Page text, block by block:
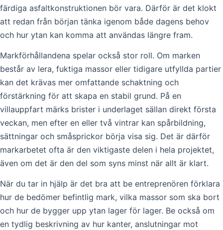
färdiga asfaltkonstruktionen bör vara. Därför är det klokt
att redan från början tänka igenom både dagens behov
och hur ytan kan komma att användas längre fram.
Markförhållandena spelar också stor roll. Om marken
består av lera, fuktiga massor eller tidigare utfyllda partier
kan det krävas mer omfattande schaktning och
förstärkning för att skapa en stabil grund. På en
villauppfart märks brister i underlaget sällan direkt första
veckan, men efter en eller två vintrar kan spårbildning,
sättningar och småsprickor börja visa sig. Det är därför
markarbetet ofta är den viktigaste delen i hela projektet,
även om det är den del som syns minst när allt är klart.
När du tar in hjälp är det bra att be entreprenören förklara
hur de bedömer befintlig mark, vilka massor som ska bort
och hur de bygger upp ytan lager för lager. Be också om
en tydlig beskrivning av hur kanter, anslutningar mot